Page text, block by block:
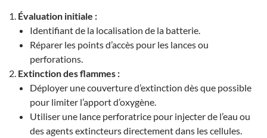
Évaluation initiale :
Identifiant de la localisation de la batterie.
Réparer les points d’accès pour les lances ou
perforations.
Extinction des flammes :
Déployer une couverture d’extinction dès que possible
pour limiter l’apport d’oxygène.
Utiliser une lance perforatrice pour injecter de l’eau ou
des agents extincteurs directement dans les cellules.